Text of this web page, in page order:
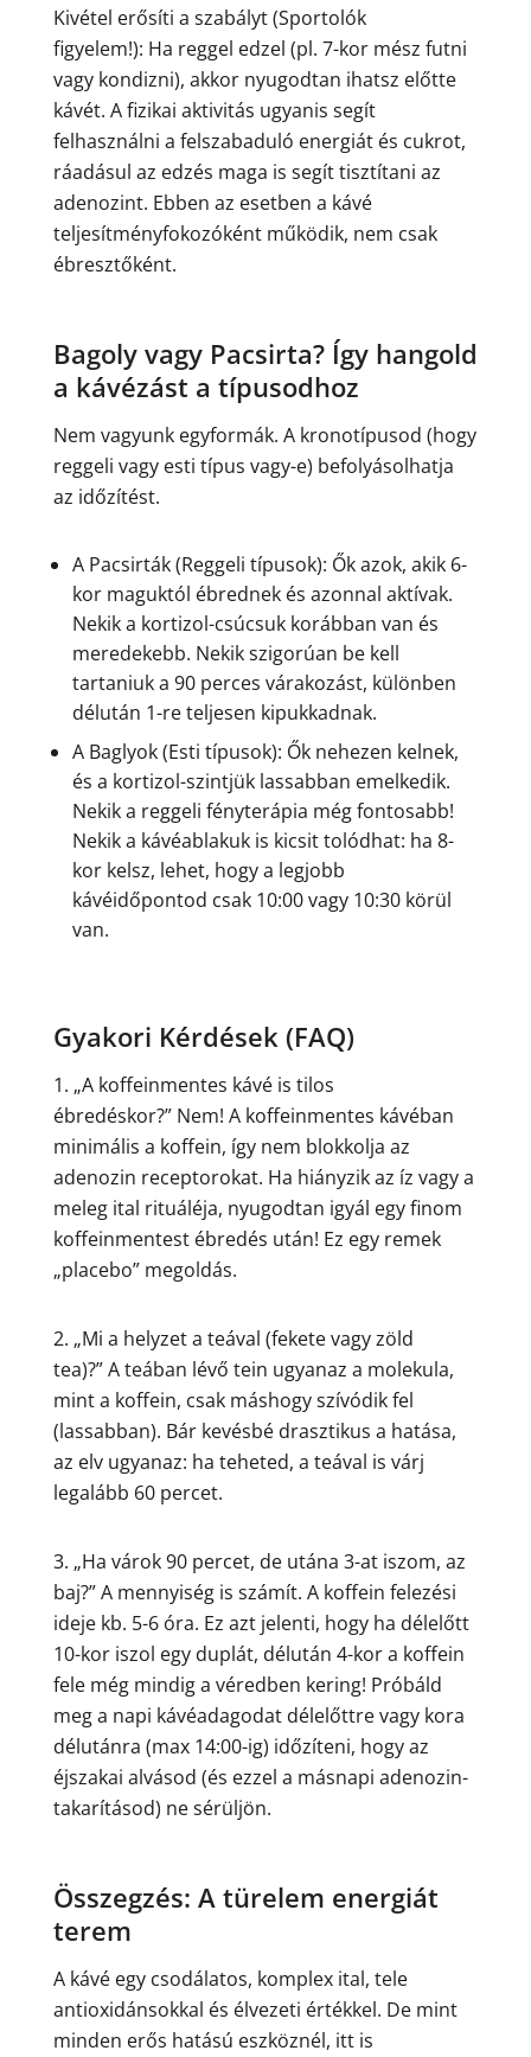
Kivétel erősíti a szabályt (Sportolók
figyelem!): Ha reggel edzel (pl. 7-kor mész futni
vagy kondizni), akkor nyugodtan ihatsz előtte
kávét. A fizikai aktivitás ugyanis segít
felhasználni a felszabaduló energiát és cukrot,
ráadásul az edzés maga is segít tisztítani az
adenozint. Ebben az esetben a kávé
teljesítményfokozóként működik, nem csak
ébresztőként.
Bagoly vagy Pacsirta? Így hangold
a kávézást a típusodhoz
Nem vagyunk egyformák. A kronotípusod (hogy
reggeli vagy esti típus vagy-e) befolyásolhatja
az időzítést.
A Pacsirták (Reggeli típusok): Ők azok, akik 6-
kor maguktól ébrednek és azonnal aktívak.
Nekik a kortizol-csúcsuk korábban van és
meredekebb. Nekik szigorúan be kell
tartaniuk a 90 perces várakozást, különben
délután 1-re teljesen kipukkadnak.
A Baglyok (Esti típusok): Ők nehezen kelnek,
és a kortizol-szintjük lassabban emelkedik.
Nekik a reggeli fényterápia még fontosabb!
Nekik a kávéablakuk is kicsit tolódhat: ha 8-
kor kelsz, lehet, hogy a legjobb
kávéidőpontod csak 10:00 vagy 10:30 körül
van.
Gyakori Kérdések (FAQ)
1. „A koffeinmentes kávé is tilos
ébredéskor?” Nem! A koffeinmentes kávéban
minimális a koffein, így nem blokkolja az
adenozin receptorokat. Ha hiányzik az íz vagy a
meleg ital rituáléja, nyugodtan igyál egy finom
koffeinmentest ébredés után! Ez egy remek
„placebo” megoldás.
2. „Mi a helyzet a teával (fekete vagy zöld
tea)?” A teában lévő tein ugyanaz a molekula,
mint a koffein, csak máshogy szívódik fel
(lassabban). Bár kevésbé drasztikus a hatása,
az elv ugyanaz: ha teheted, a teával is várj
legalább 60 percet.
3. „Ha várok 90 percet, de utána 3-at iszom, az
baj?” A mennyiség is számít. A koffein felezési
ideje kb. 5-6 óra. Ez azt jelenti, hogy ha délelőtt
10-kor iszol egy duplát, délután 4-kor a koffein
fele még mindig a véredben kering! Próbáld
meg a napi kávéadagodat délelőttre vagy kora
délutánra (max 14:00-ig) időzíteni, hogy az
éjszakai alvásod (és ezzel a másnapi adenozin-
takarításod) ne sérüljön.
Összegzés: A türelem energiát
terem
A kávé egy csodálatos, komplex ital, tele
antioxidánsokkal és élvezeti értékkel. De mint
minden erős hatású eszköznél, itt is